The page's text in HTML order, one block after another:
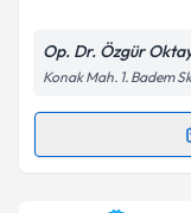
Kişisel
Metni'ni
Op. Dr. Özgür
Konak Mah. 1. Badem
Randevu